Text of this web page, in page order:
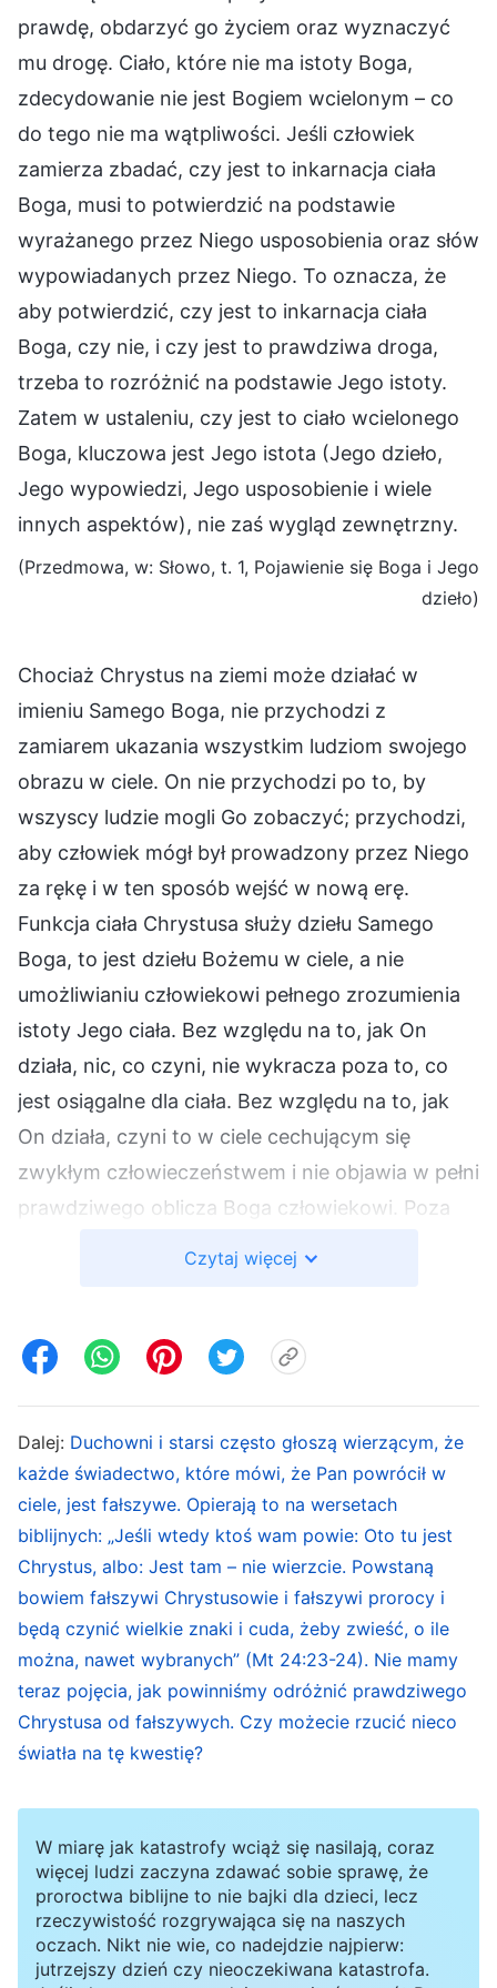
prawdę, obdarzyć go życiem oraz wyznaczyć
mu drogę. Ciało, które nie ma istoty Boga,
zdecydowanie nie jest Bogiem wcielonym – co
do tego nie ma wątpliwości. Jeśli człowiek
zamierza zbadać, czy jest to inkarnacja ciała
Boga, musi to potwierdzić na podstawie
wyrażanego przez Niego usposobienia oraz słów
wypowiadanych przez Niego. To oznacza, że
aby potwierdzić, czy jest to inkarnacja ciała
Boga, czy nie, i czy jest to prawdziwa droga,
trzeba to rozróżnić na podstawie Jego istoty.
Zatem w ustaleniu, czy jest to ciało wcielonego
Boga, kluczowa jest Jego istota (Jego dzieło,
Jego wypowiedzi, Jego usposobienie i wiele
innych aspektów), nie zaś wygląd zewnętrzny.
(Przedmowa, w: Słowo, t. 1, Pojawienie się Boga i Jego
dzieło)
Chociaż Chrystus na ziemi może działać w
imieniu Samego Boga, nie przychodzi z
zamiarem ukazania wszystkim ludziom swojego
obrazu w ciele. On nie przychodzi po to, by
wszyscy ludzie mogli Go zobaczyć; przychodzi,
aby człowiek mógł był prowadzony przez Niego
za rękę i w ten sposób wejść w nową erę.
Funkcja ciała Chrystusa służy dziełu Samego
Boga, to jest dziełu Bożemu w ciele, a nie
umożliwianiu człowiekowi pełnego zrozumienia
istoty Jego ciała. Bez względu na to, jak On
działa, nic, co czyni, nie wykracza poza to, co
jest osiągalne dla ciała. Bez względu na to, jak
On działa, czyni to w ciele cechującym się
zwykłym człowieczeństwem i nie objawia w pełni
prawdziwego oblicza Boga człowiekowi. Poza
Boga w ciele i osobiście wykonuje dzieło, które
zapałem o swoich uczynkach. Przeciwnie,
pokornie ukrywa się w swoim ciele. Poza samym
Chrystusem, ci, którzy fałszywie twierdzą, że są
Chrystusem, nie posiadają Jego cech. Kiedy
zestawimy ze sobą Chrystusa i pełne arogancji i
poczucia wyższości usposobienie tych
fałszywych Chrystusów, staje się oczywiste, jaki
rodzaj ciała jest prawdziwie Chrystusowy. Im
bardziej są fałszywi, tym bardziej się afiszują i są
aby oszukać człowieka. Fałszywi Chrystusowie
nie mają cech Boga; Chrystus nie jest skażony
żadnym elementem przynależącym do
fałszywych Chrystusów. Bóg staje się ciałem
tylko po to, żeby dopełnić dzieła ciała, a nie po
Czytaj więcej
Dalej: Duchowni i starsi często głoszą wierzącym, że
każde świadectwo, które mówi, że Pan powrócił w
ciele, jest fałszywe. Opierają to na wersetach
biblijnych: „Jeśli wtedy ktoś wam powie: Oto tu jest
Chrystus, albo: Jest tam – nie wierzcie. Powstaną
bowiem fałszywi Chrystusowie i fałszywi prorocy i
będą czynić wielkie znaki i cuda, żeby zwieść, o ile
można, nawet wybranych” (Mt 24:23-24). Nie mamy
teraz pojęcia, jak powinniśmy odróżnić prawdziwego
Chrystusa od fałszywych. Czy możecie rzucić nieco
światła na tę kwestię?
W miarę jak katastrofy wciąż się nasilają, coraz
więcej ludzi zaczyna zdawać sobie sprawę, że
proroctwa biblijne to nie bajki dla dzieci, lecz
rzeczywistość rozgrywająca się na naszych
oczach. Nikt nie wie, co nadejdzie najpierw:
jutrzejszy dzień czy nieoczekiwana katastrofa.